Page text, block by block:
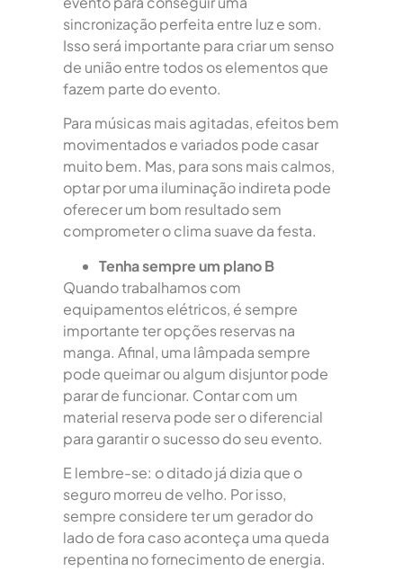
sincronização perfeita entre luz e som.
Isso será importante para criar um senso
de união entre todos os elementos que
fazem parte do evento.
Para músicas mais agitadas, efeitos bem
movimentados e variados pode casar
muito bem. Mas, para sons mais calmos,
optar por uma iluminação indireta pode
oferecer um bom resultado sem
comprometer o clima suave da festa.
Tenha sempre um plano B
Quando trabalhamos com
equipamentos elétricos, é sempre
importante ter opções reservas na
manga. Afinal, uma lâmpada sempre
pode queimar ou algum disjuntor pode
parar de funcionar. Contar com um
material reserva pode ser o diferencial
para garantir o sucesso do seu evento.
E lembre-se: o ditado já dizia que o
seguro morreu de velho. Por isso,
sempre considere ter um gerador do
lado de fora caso aconteça uma queda
repentina no fornecimento de energia.